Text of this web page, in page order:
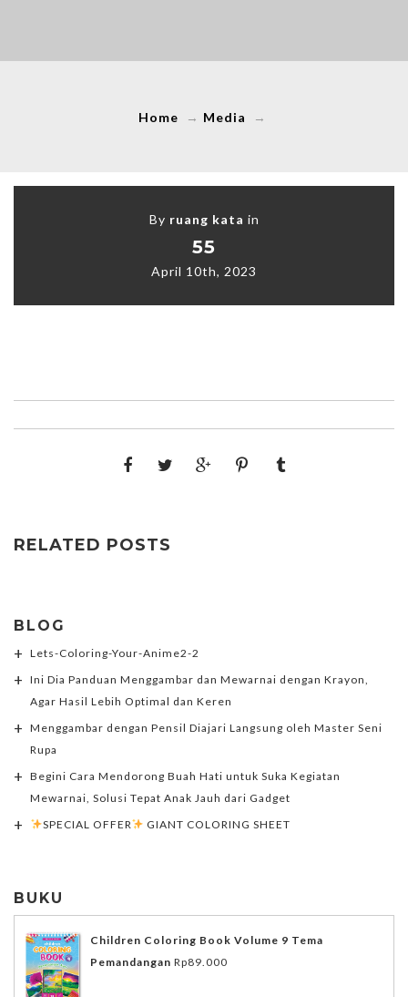
Home → Media →
By ruang kata in
55
April 10th, 2023
RELATED POSTS
BLOG
Lets-Coloring-Your-Anime2-2
Ini Dia Panduan Menggambar dan Mewarnai dengan Krayon,
Agar Hasil Lebih Optimal dan Keren
Menggambar dengan Pensil Diajari Langsung oleh Master Seni
Rupa
Begini Cara Mendorong Buah Hati untuk Suka Kegiatan
Mewarnai, Solusi Tepat Anak Jauh dari Gadget
SPECIAL OFFER
GIANT COLORING SHEET
BUKU
Children Coloring Book Volume 9 Tema
Pemandangan Rp89.000